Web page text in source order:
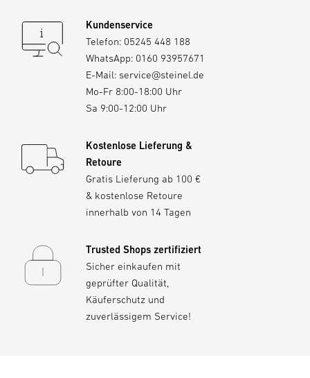
ab 4 Stück ➜ 20% Rabatt
Der Rabatt wird automatisch im Warenkorb
angewendet.
Kundenservice
Telefon: 05245 448 188
WhatsApp: 0160 93957671
E-Mail: service@steinel.de
Mo-Fr 8:00-18:00 Uhr
Sa 9:00-12:00 Uhr
Kostenlose Lieferung &
Retoure
Gratis Lieferung ab 100 €
& kostenlose Retoure
innerhalb von 14 Tagen
Trusted Shops zertifiziert
Sicher einkaufen mit
geprüfter Qualität,
Käuferschutz und
zuverlässigem Service!